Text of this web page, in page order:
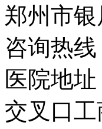
郑州市
咨询热线
医院地
交叉口工